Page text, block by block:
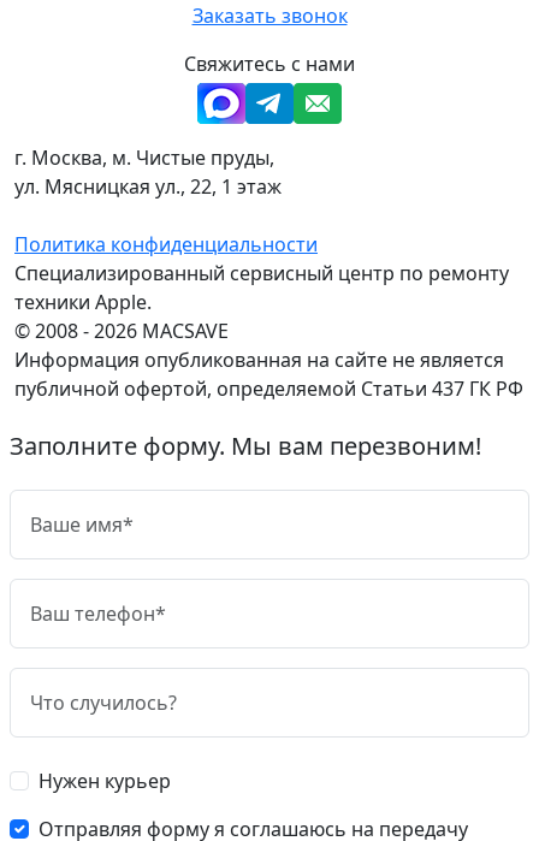
Заказать звонок
Свяжитесь с нами
г. Москва, м. Чистые пруды,
ул. Мясницкая ул., 22, 1 этаж
Политика конфиденциальности
Специализированный сервисный центр по ремонту
техники Apple.
© 2008 - 2026 MACSAVE
Информация опубликованная на сайте не является
публичной офертой, определяемой Статьи 437 ГК РФ
Заполните форму. Мы вам перезвоним!
Нужен курьер
Отправляя форму я соглашаюсь на передачу